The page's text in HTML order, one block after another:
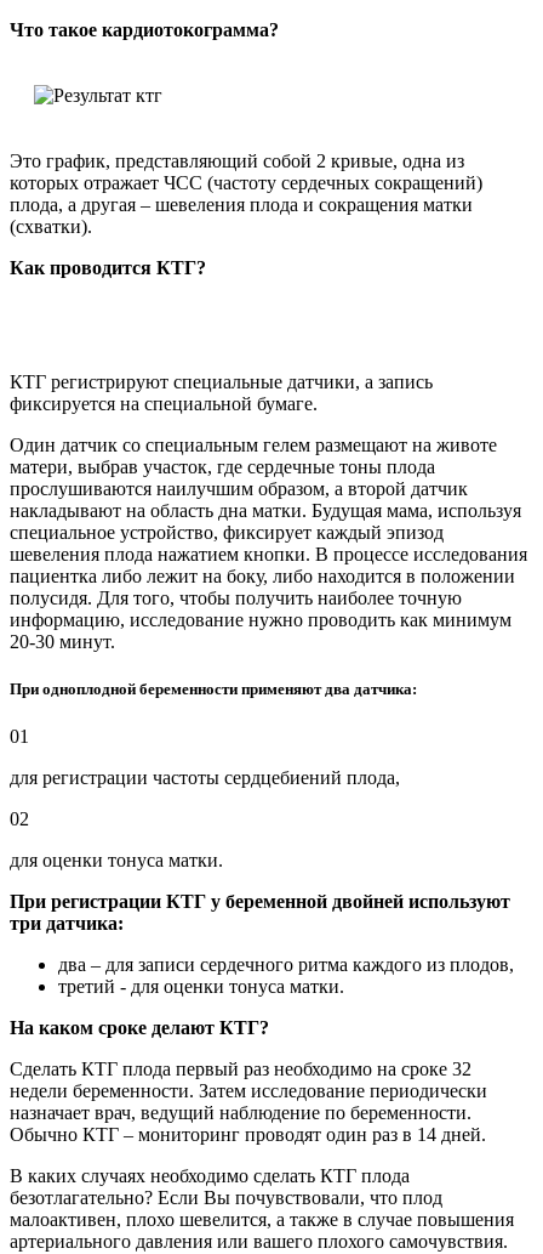
Что такое кардиотокограмма?
Это график, представляющий собой 2 кривые, одна из
которых отражает ЧСС (частоту сердечных сокращений)
плода, а другая – шевеления плода и сокращения матки
(схватки).
Как проводится КТГ?
КТГ регистрируют специальные датчики, а запись
фиксируется на специальной бумаге.
Один датчик со специальным гелем размещают на животе
матери, выбрав участок, где сердечные тоны плода
прослушиваются наилучшим образом, а второй датчик
накладывают на область дна матки. Будущая мама, используя
специальное устройство, фиксирует каждый эпизод
шевеления плода нажатием кнопки. В процессе исследования
пациентка либо лежит на боку, либо находится в положении
полусидя. Для того, чтобы получить наиболее точную
информацию, исследование нужно проводить как минимум
20-30 минут.
При одноплодной беременности применяют два датчика:
01
для регистрации частоты сердцебиений плода,
02
для оценки тонуса матки.
При регистрации КТГ у беременной двойней используют
три датчика:
два – для записи сердечного ритма каждого из плодов,
третий - для оценки тонуса матки.
На каком сроке делают КТГ?
Сделать КТГ плода первый раз необходимо на сроке 32
недели беременности. Затем исследование периодически
назначает врач, ведущий наблюдение по беременности.
Обычно КТГ – мониторинг проводят один раз в 14 дней.
В каких случаях необходимо сделать КТГ плода
безотлагательно? Если Вы почувствовали, что плод
малоактивен, плохо шевелится, а также в случае повышения
артериального давления или вашего плохого самочувствия.